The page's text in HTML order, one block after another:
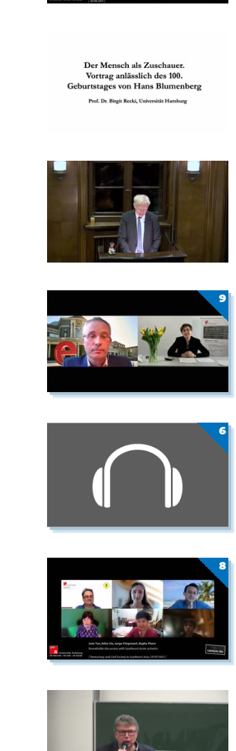
9
6
8